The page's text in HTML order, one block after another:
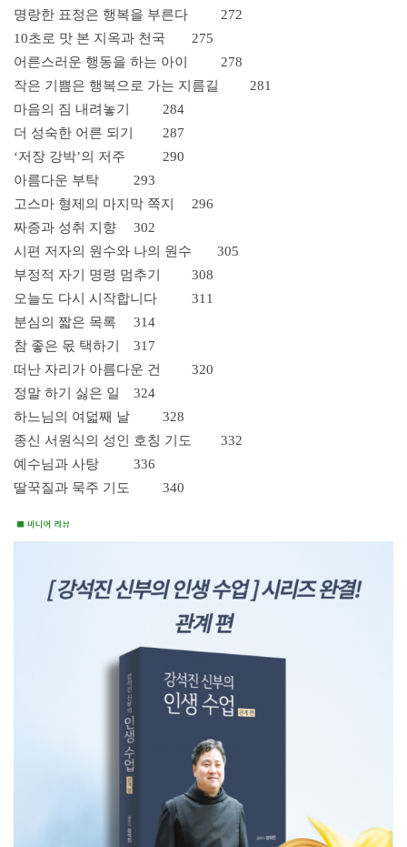
명랑한 표정은 행복을 부른다
272
10초로 맛 본 지옥과 천국
275
어른스러운 행동을 하는 아이
278
작은 기쁨은 행복으로 가는 지름길
281
마음의 짐 내려놓기
284
더 성숙한 어른 되기
287
‘저장 강박’의 저주
290
아름다운 부탁
293
고스마 형제의 마지막 쪽지
296
짜증과 성취 지향
302
시편 저자의 원수와 나의 원수
305
부정적 자기 명령 멈추기
308
오늘도 다시 시작합니다
311
분심의 짧은 목록
314
참 좋은 몫 택하기
317
떠난 자리가 아름다운 건
320
정말 하기 싫은 일
324
하느님의 여덟째 날
328
종신 서원식의 성인 호칭 기도
332
예수님과 사탕
336
딸꾹질과 묵주 기도
340